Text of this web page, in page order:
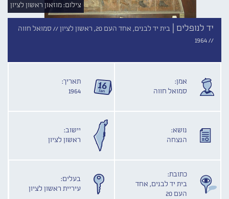
צילום: מוזאון ראשון לציון
יד לנופלים | בית יד לבנים, אחד העם 20, ראשון לציון //
סמואל חווה
//
1964
אמן:
סמואל חווה
תאריך:
1964
נושא:
הנצחה
יישוב:
ראשון לציון
כתובת:
בית יד לבנים, אחד
העם 20
בעלים:
עיריית ראשון לציון